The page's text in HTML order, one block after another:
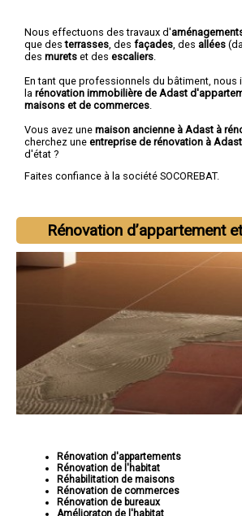
Nous effectuons des travaux d'
que desterrasses , des façades , des allées
des murets et des escaliers
En tant que professionnels du bâtiment, nous
la rénovation immobilière de Adast
maisons et de commerces
Vous avez une maison ancienne à Adast à
cherchez une entreprise de rénovation à
d'état ?
Faites confiance à la société SOCOREBAT.
Rénovation d’appartement
Rénovation d'appartements
Rénovation de l'habitat
Réhabilitation de maisons
Rénovation de commerces
Rénovation de bureaux
Amélioraton de l'habitat